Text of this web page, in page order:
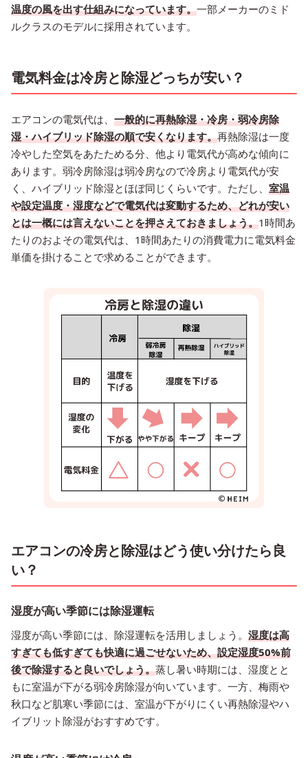
温度の風を出す仕組みになっています。一部メーカーのミド
ルクラスのモデルに採用されています。
電気料金は冷房と除湿どっちが安い？
エアコンの電気代は、 一般的に再熱除湿・冷房・弱冷房除
湿・ハイブリッド除湿の順で安くなります。再熱除湿は一度
冷やした空気をあたためる分、他より電気代が高めな傾向に
あります。弱冷房除湿は弱冷房なので冷房より電気代が安
く、ハイブリッド除湿とほぼ同じくらいです。ただし、 室温
や設定温度・湿度などで電気代は変動するため、どれが安い
とは一概には言えないことを押さえておきましょう。1時間あ
たりのおよその電気代は、1時間あたりの消費電力に電気料金
単価を掛けることで求めることができます。
エアコンの冷房と除湿はどう使い分けたら良
い？
湿度が高い季節には除湿運転
湿度が高い季節には、除湿運転を活用しましょう。 湿度は高
すぎても低すぎても快適に過ごせないため、設定湿度50%前
後で除湿すると良いでしょう。蒸し暑い時期には、湿度とと
もに室温が下がる弱冷房除湿が向いています。一方、梅雨や
秋口など肌寒い季節には、室温が下がりにくい再熱除湿やハ
イブリット除湿がおすすめです。